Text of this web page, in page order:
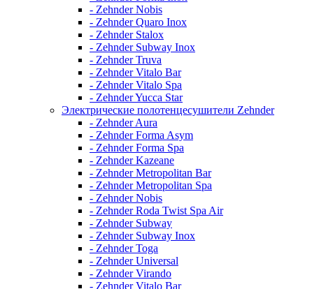
- Zehnder Nobis
- Zehnder Quaro Inox
- Zehnder Stalox
- Zehnder Subway Inox
- Zehnder Truva
- Zehnder Vitalo Bar
- Zehnder Vitalo Spa
- Zehnder Yucca Star
Электрические полотенцесушители Zehnder
- Zehnder Aura
- Zehnder Forma Asym
- Zehnder Forma Spa
- Zehnder Kazeane
- Zehnder Metropolitan Bar
- Zehnder Metropolitan Spa
- Zehnder Nobis
- Zehnder Roda Twist Spa Air
- Zehnder Subway
- Zehnder Subway Inox
- Zehnder Toga
- Zehnder Universal
- Zehnder Virando
- Zehnder Vitalo Bar